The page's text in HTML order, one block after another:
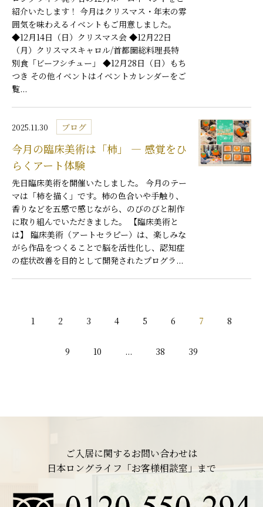
紹介いたします！ 今月はクリスマス・年末の雰
囲気を味わえるイベントもご用意しました。
◆12月14日（日）クリスマス会 ◆12月22日
（月）クリスマスキャロル/首都圏総料理長特
別食「ビーフシチュー」 ◆12月28日（日）もち
つき その他イベントはイベントカレンダーをご
覧...
2025.11.30 ブログ
今月の臨床美術は「柿」 ― 感覚をひ
らくアート体験
先日臨床美術を開催いたしました。 今月のテー
マは「柿を描く」です。柿の色合いや手触り、
香りなどを五感で感じながら、のびのびと制作
に取り組んでいただきました。 【臨床美術と
は】 臨床美術（アートセラピー）は、楽しみな
がら作品をつくることで脳を活性化し、認知症
の症状改善を目的として開発されたプログラ...
1 2 3 4 5 6 7 8
9 10 ... 38 39
ご入居に関するお問い合わせは
日本ロングライフ「お客様相談室」まで